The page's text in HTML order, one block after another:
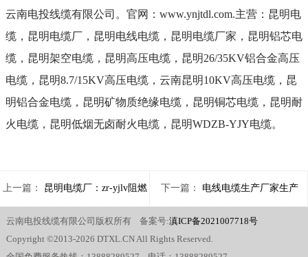
云南电投线缆有限公司。官网： www.ynjtdl.com.主营：昆明电
缆，昆明电缆厂，昆明电线电缆，昆明电缆厂家，昆明铝芯电
缆，昆明架空电缆，昆明高压电缆，昆明26/35KV铝合金高压
电缆，昆明8.7/15KV高压电缆，云南昆明10KV高压电缆，昆
明铝合金电缆，昆明矿物质绝缘电缆，昆明铜芯电缆，昆明耐
火电缆，昆明低烟无卤耐火电缆，昆明WDZB-YJY电缆。
上一篇： 昆明电缆厂：zr-yjlv阻燃
铝芯电线电缆
下一篇： 电线电缆生产厂家生产
电缆需要什么
云南电投线缆有限公司版权所有 备案号:滇ICP备2021007718号
Copyright ©2013-2026 DTXL.CN All Rights Reserved.